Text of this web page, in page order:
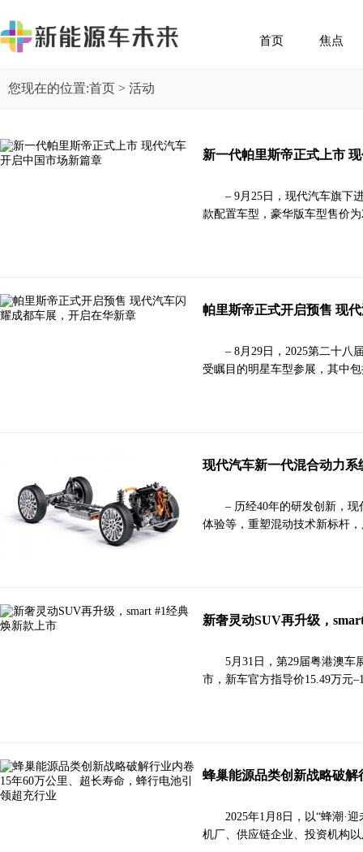
首页 焦点
您现在的位置:首页 > 活动
新一代帕里斯帝正式上市
– 9月25日，现代汽车旗下
款配置车型，豪华版车型售价
帕里斯帝正式开启预售 现
– 8月29日，2025第二十八
受瞩目的明星车型参展，其中
现代汽车新一代混合动力
– 历经40年的研发创新，
体验等，重塑混动技术新标杆
新奢灵动SUV再升级，
5月31日，第29届粤港澳
市，新车官方指导价15.49万元
蜂巢能源品类创新战略破解
2025年1月8日，以“蜂潮·
机厂、供应链企业、投资机构